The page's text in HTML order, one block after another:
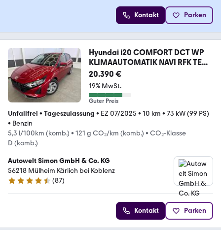
Kontakt Parken
Hyundai i20 COMFORT DCT WP
KLIMAAUTOMATIK NAVI RFK TE...
20.390 €
19% MwSt.
Guter Preis
Unfallfrei • Tageszulassung • EZ 07/2025 • 10 km • 73 kW (99 PS)
• Benzin
5,3 l/100km (komb.) • 121 g CO₂/km (komb.) • CO₂-Klasse
D (komb.)
Autowelt Simon GmbH & Co. KG
56218 Mülheim Kärlich bei Koblenz
4.6 Sterne
(87)
Kontakt Parken